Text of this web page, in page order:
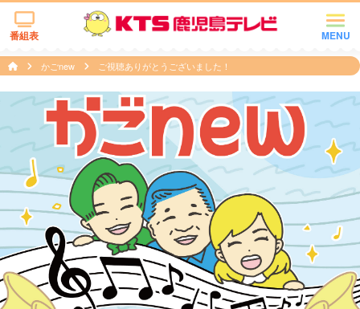
MENU
番組表
かごnew ご視聴ありがとうございました！